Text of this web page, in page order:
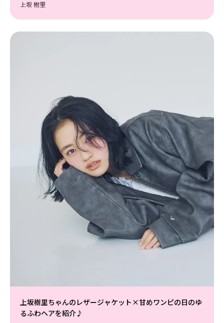
上坂 樹里
上坂樹里ちゃんのレザージャケット×甘めワンピの日のゆ
るふわヘアを紹介♪